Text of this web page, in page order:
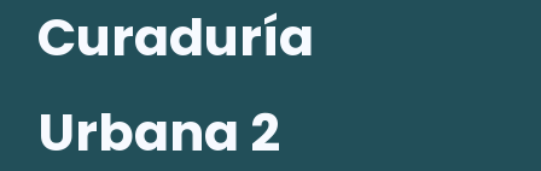
Curaduría
Urbana 2